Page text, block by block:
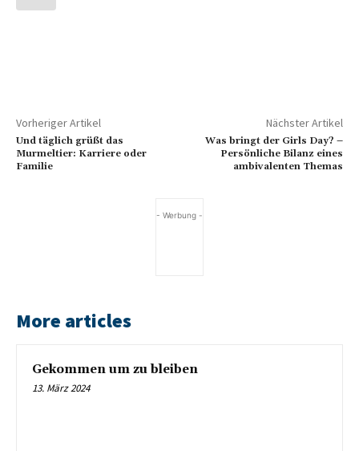
Vorheriger Artikel
Und täglich grüßt das
Murmeltier: Karriere oder
Familie
Nächster Artikel
Was bringt der Girls Day? –
Persönliche Bilanz eines
ambivalenten Themas
- Werbung -
More articles
Gekommen um zu bleiben
13. März 2024